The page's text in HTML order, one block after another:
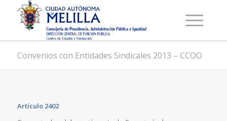
Convenios con Entidades Sindicales 2013 – CCOO
Artículo 2402